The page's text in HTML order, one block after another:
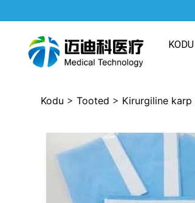
KODU
Kodu >Tooted > Kirurgiline karp